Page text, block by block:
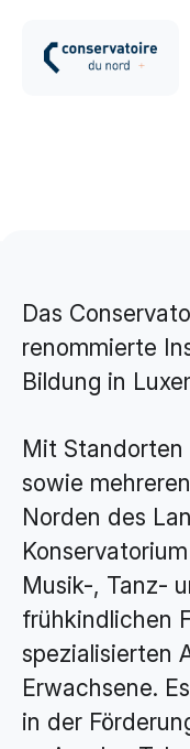
Creation
Search-Marketing
Online Werbung
Social Media
Applications
Web-Applikationen
CMS - Content
Cloud Services
Das
renommierte
Bildung in
Mit Standorten
sowie
Norden des
Musik-, Tanz-
frühkindlichen
spezialisierten
Erwachsene.
in der